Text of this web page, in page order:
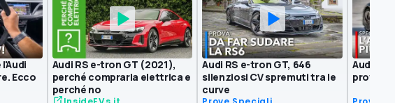
Ecco
Audi RS e-tron GT (2021),
perché comprarla elettrica e
perché no
Audi RS e-tron GT, 646
silenziosi CV spremuti tra le
curve
Audi RS
prova